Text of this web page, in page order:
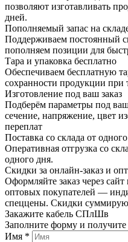
позволяют изготавливать
дней.
Пополняемый запас на
Поддерживаем постоянный
пополняем позиции для
Тара и упаковка бесплатно
Обеспечиваем бесплатную
сохранности продукции при
Изготовление под ваш заказ
Подберём параметры под
сечение, напряжение, цвет
переплат
Поставка со склада от
Оперативная отгрузка со
одного дня.
Скидки за онлайн-заказ и опт
Оформляйте заказ через
оптовых покупателей —
спеццены. Скидки
Закажите кабель СПлШв
Заполните форму и получите
Имя *